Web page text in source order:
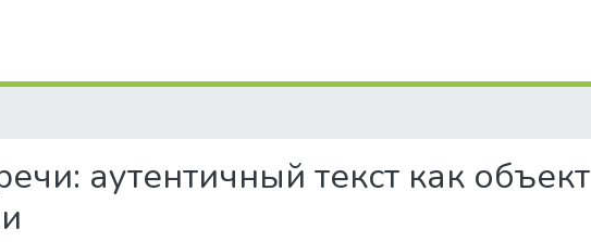
аутентичный текст как объект